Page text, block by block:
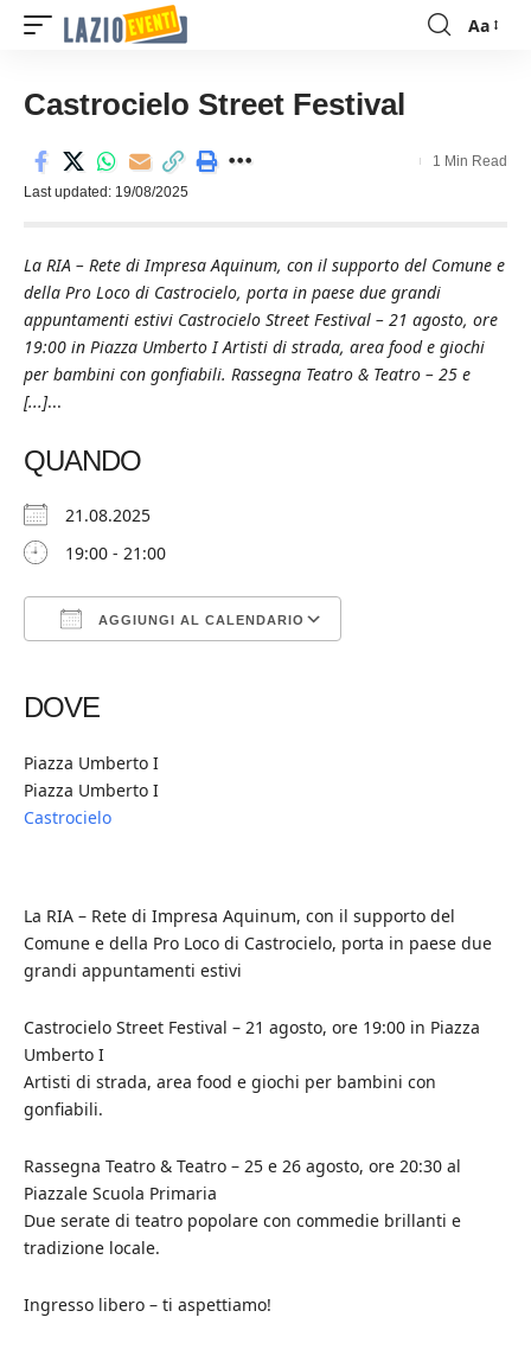
Font
Aa
Castrocielo Street Festival
Last updated: 19/08/2025
1 Min Read
La RIA – Rete di Impresa Aquinum, con il supporto del Comune e
della Pro Loco di Castrocielo, porta in paese due grandi
appuntamenti estivi Castrocielo Street Festival – 21 agosto, ore
19:00 in Piazza Umberto I Artisti di strada, area food e giochi
per bambini con gonfiabili. Rassegna Teatro & Teatro – 25 e
[...]...
QUANDO
21.08.2025
19:00 - 21:00
AGGIUNGI AL CALENDARIO
DOVE
Piazza Umberto I
Piazza Umberto I
Castrocielo
La RIA – Rete di Impresa Aquinum, con il supporto del
Comune e della Pro Loco di Castrocielo, porta in paese due
grandi appuntamenti estivi
Castrocielo Street Festival – 21 agosto, ore 19:00 in Piazza
Umberto I
Artisti di strada, area food e giochi per bambini con
gonfiabili.
Rassegna Teatro & Teatro – 25 e 26 agosto, ore 20:30 al
Piazzale Scuola Primaria
Due serate di teatro popolare con commedie brillanti e
tradizione locale.
Ingresso libero – ti aspettiamo!